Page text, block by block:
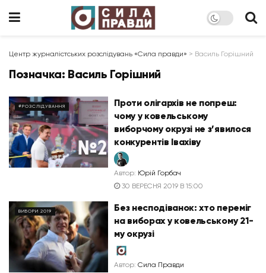
Центр журналістських розслідувань «Сила правди» > Василь Горішний
Позначка: Василь Горішний
#РОЗСЛІДУВАННЯ
Проти олігархів не попреш:
чому у ковельському
виборчому окрузі не з’явилося
конкурентів Івахіву
Автор: Юрій Горбач
30 ВЕРЕСНЯ 2019 В 15:00
ВИБОРИ 2019
Без несподіванок: хто переміг
на виборах у ковельському 21-
му окрузі
Автор: Сила Правди